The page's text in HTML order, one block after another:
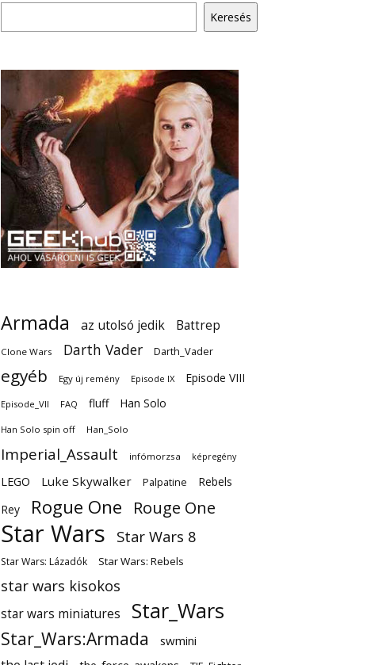
Keresés
Armada az utolsó jedik Battrep
Clone Wars Darth Vader Darth_Vader
egyéb Egy új remény Episode IX Episode VIII
Episode_VII FAQ fluff Han Solo
Han Solo spin off Han_Solo
Imperial_Assault infómorzsa képregény
LEGO Luke Skywalker Palpatine
Rebels
Rey
Rogue One Rouge One
Star Wars Star Wars 8
Star Wars: Lázadók Star Wars: Rebels
star wars kisokos
star wars miniatures Star_Wars
Star_Wars:Armada swmini